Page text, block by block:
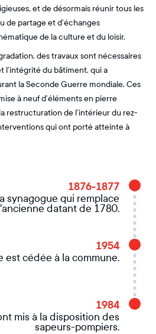
et de désormais réunir tous les
de partage et d’échanges
de la culture et du loisir.
des travaux sont nécessaires
l’intégrité du bâtiment, qui a
la Seconde Guerre mondiale. Ces
à neuf d’éléments en pierre
restructuration de l’intérieur du rez-
qui ont porté atteinte à
1876-1877
synagogue qui remplace
l'ancienne datant de 1780.
1954
est cédée à la commune.
1984
mis à la disposition des
sapeurs-pompiers.